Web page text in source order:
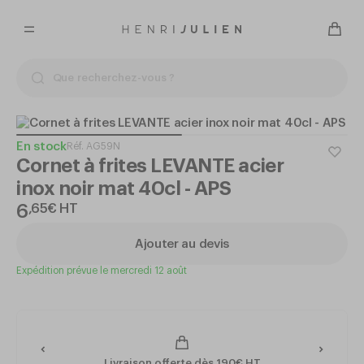
En stockRéf. AG59N
Cornet à frites LEVANTE acier
inox noir mat 40cl - APS
6,65€ HT
Ajouter au devis
Expédition prévue le mercredi 12 août